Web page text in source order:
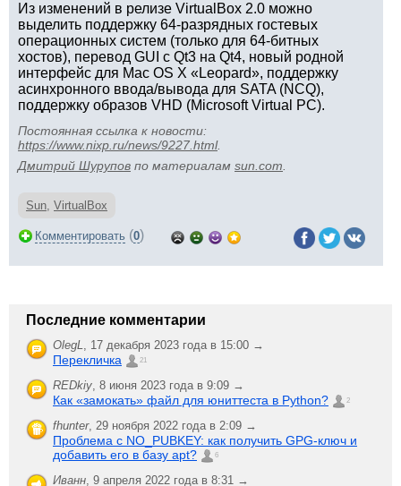
Из изменений в релизе VirtualBox 2.0 можно
выделить поддержку 64-разрядных гостевых
операционных систем (только для 64-битных
хостов), перевод GUI с Qt3 на Qt4, новый родной
интерфейс для Mac OS X «Leopard», поддержку
асинхронного ввода/вывода для SATA (NCQ),
поддержку образов VHD (Microsoft Virtual PC).
Постоянная ссылка к новости:
https://www.nixp.ru/news/9227.html.
Дмитрий Шурупов по материалам sun.com
Sun, VirtualBox
Комментировать (0)
Последние комментарии
OlegL, 17 декабря 2023 года в 15:00 →
Перекличка 21
REDkiy, 8 июня 2023 года в 9:09 →
Как «замокать» файл для юниттеста в Python? 2
fhunter, 29 ноября 2022 года в 2:09 →
Проблема с NO_PUBKEY: как получить GPG-ключ и
добавить его в базу apt?
6
Иванн, 9 апреля 2022 года в 8:31 →